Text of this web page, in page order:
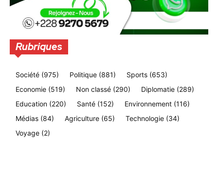
Rubriques
Société (975) Politique (881) Sports (653)
Economie (519) Non classé (290) Diplomatie (289)
Education (220) Santé (152) Environnement (116)
Médias (84) Agriculture (65) Technologie (34)
Voyage (2)